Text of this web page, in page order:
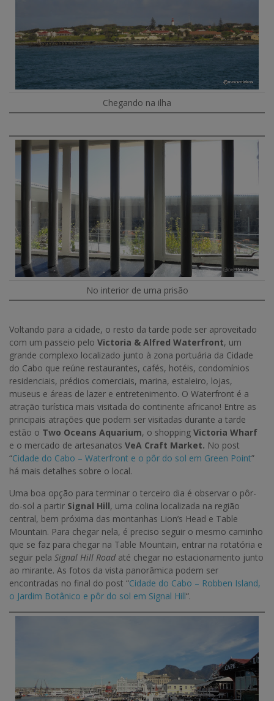
Chegando na ilha
No interior de uma prisão
Voltando para a cidade, o resto da tarde pode ser aproveitado
com um passeio pelo Victoria & Alfred Waterfront, um
grande complexo localizado junto à zona portuária da Cidade
do Cabo que reúne restaurantes, cafés, hotéis, condomínios
residenciais, prédios comerciais, marina, estaleiro, lojas,
museus e áreas de lazer e entretenimento. O Waterfront é a
atração turística mais visitada do continente africano! Entre as
principais atrações que podem ser visitadas durante a tarde
estão o Two Oceans Aquarium, o shopping Victoria Wharf
e o mercado de artesanatos VeA Craft Market. No post
“Cidade do Cabo – Waterfront e o pôr do sol em Green Point”
há mais detalhes sobre o local.
Uma boa opção para terminar o terceiro dia é observar o pôr-
do-sol a partir Signal Hill, uma colina localizada na região
central, bem próxima das montanhas Lion’s Head e Table
Mountain. Para chegar nela, é preciso seguir o mesmo caminho
que se faz para chegar na Table Mountain, entrar na rotatória e
seguir pela Signal Hill Road até chegar no estacionamento junto
ao mirante. As fotos da vista panorâmica podem ser
encontradas no final do post “Cidade do Cabo – Robben Island,
o Jardim Botânico e pôr do sol em Signal Hill“.